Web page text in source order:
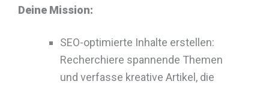
Deine Mission:
SEO-optimierte Inhalte erstellen:
Recherchiere spannende Themen
und verfasse kreative Artikel, die